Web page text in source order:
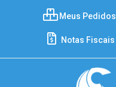
Meus Pedidos
Notas Fiscais